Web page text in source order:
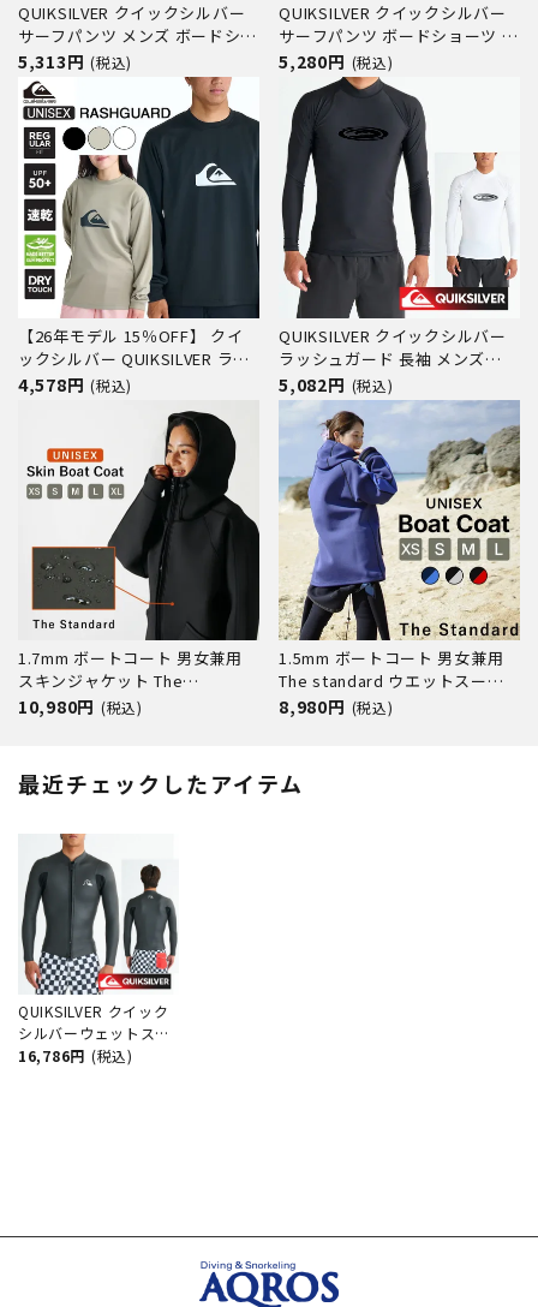
QUIKSILVER クイックシルバー
サーフパンツ メンズ ボードショ
ーツ 水着 HOLMES VOLLEY
20NB QBS252002 水陸両用 サ
ーフ サーフィン ブランド 20イ
ンチ サイドポケット
5,313円 (税込)
QUIKSILVER クイックシルバー
サーフパンツ ボードショーツ メ
ンズ 19インチ サーフィン ビー
チ 海 プール アウトドア サマー
SURFSILK AIR BRUSH 19
5,280円 (税込)
【26年モデル 15％OFF】 クイ
ックシルバー QUIKSILVER ラッ
シュガード メンズ 長袖 UPF50+
ット ドライタッチ ユニセックス
海 サーフィン COMP LOGO LS
QLY261013
4,578円 (税込)
QUIKSILVER クイックシルバー
ラッシュガード 長袖 メンズ
TWISTED LR QLY251003 速乾
UVカット ストレッチ プルオー
バー フード無し ウェットスーツ
インナー
5,082円 (税込)
1.7mm ボートコート 男女兼用
スキンジャケット The
standard アウトドア ダイビン
10,980円 (税込)
1.5mm ボートコート 男女兼用
The standard ウエットスーツ
防寒 ダイビング サーフィン 釣
8,980円 (税込)
最近チェックしたアイテム
QUIKSILVER クイック
シルバーウェットスー
ツ 2mm メンズ ジャケ
16,786円 (税込)